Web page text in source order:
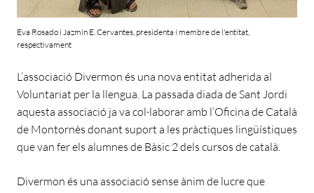
Eva Rosado i Jazmín E. Cervantes, presidenta i membre de l'entitat,
respectivament
L’associació Divermon és una nova entitat adherida al
Voluntariat per la llengua. La passada diada de Sant Jordi
aquesta associació ja va col·laborar amb l’Oficina de Català
de Montornès donant suport a les pràctiques lingüístiques
que van fer els alumnes de Bàsic 2 dels cursos de català.
Divermon és una associació sense ànim de lucre que